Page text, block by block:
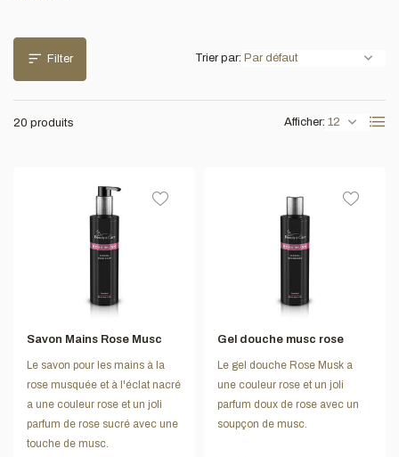
Filter
20 produits Afficher:
Trier par:
Savon Mains Rose Musc
Le savon pour les mains à la
rose musquée et à l'éclat nacré
a une couleur rose et un joli
parfum de rose sucré avec une
touche de musc.
Gel douche musc rose
Le gel douche Rose Musk a
une couleur rose et un joli
parfum doux de rose avec un
soupçon de musc.